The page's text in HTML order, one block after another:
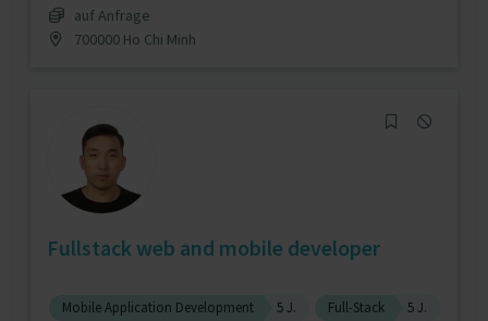
auf Anfrage
700000 Ho Chi Minh
Fullstack web and mobile developer
Mobile Application Development 5 J. Full-Stack
5 J.